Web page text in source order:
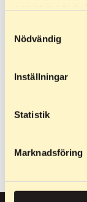
Nödvändig
Inställningar
Statistik
Marknadsföring
399kr–649
Ruedas de skate
y Skate Junior.